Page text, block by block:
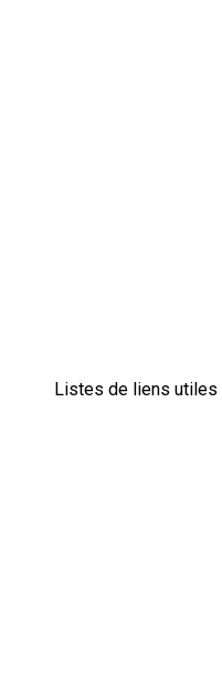
Listes de liens utiles